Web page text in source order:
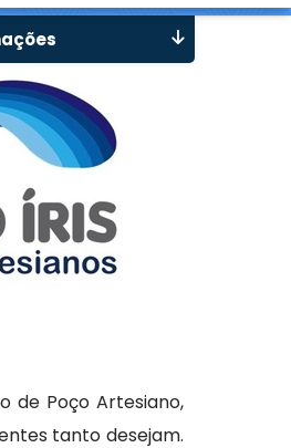
de Poço Artesiano,
tanto desejam.